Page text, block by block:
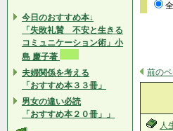
今日のおすすめ本↓
「失敗礼賛 不安と生きる
コミュニケーション術」小
島 慶子著
夫婦関係を考える
「おすすめ本３３冊」
男女の違い必読
「おすすめ本２０冊」」
前の
人